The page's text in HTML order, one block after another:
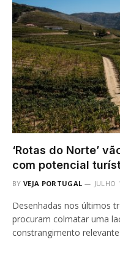
‘Rotas do Norte’
com potencial
BY VEJA PORTUGAL JULHO
Desenhadas nos últimos
procuram colmatar uma
constrangimento